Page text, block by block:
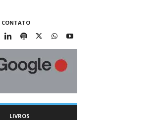
CONTATO
LIVROS